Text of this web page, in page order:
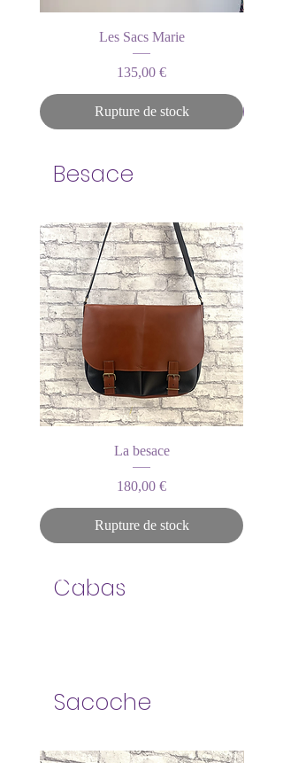
Les Sacs Marie
Prix
135,00 €
Rupture de stock
Besace
La besace
Prix
180,00 €
Rupture de stock
Cabas
Vous ne trouvez pas
la ceinture qu'il vous
Sacoche